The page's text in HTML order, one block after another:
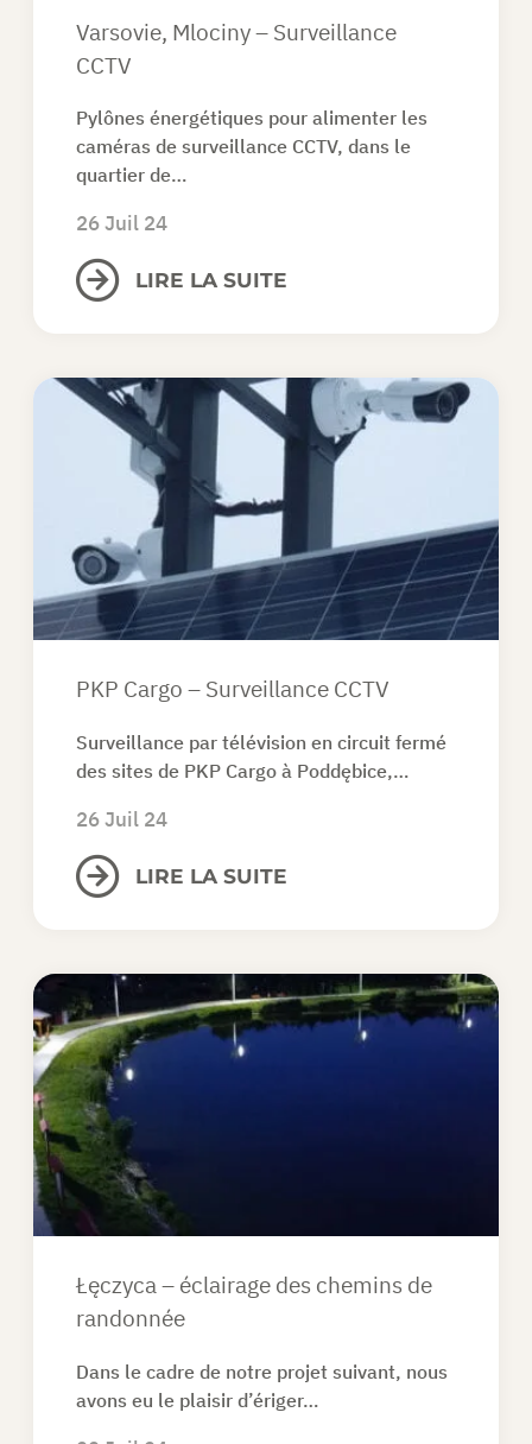
Varsovie, Mlociny – Surveillance
CCTV
Pylônes énergétiques pour alimenter les
caméras de surveillance CCTV, dans le
quartier de…
LIRE LA SUITE
26 Juil 24
PKP Cargo – Surveillance CCTV
Surveillance par télévision en circuit fermé
des sites de PKP Cargo à Poddębice,…
LIRE LA SUITE
26 Juil 24
Łęczyca – éclairage des chemins de
randonnée
Dans le cadre de notre projet suivant, nous
avons eu le plaisir d’ériger…